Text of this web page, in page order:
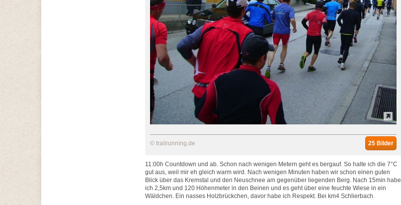
© trailrunning.de 25 Bilder
11:00h Countdown und ab. Schon nach wenigen Metern geht es bergauf. So halte ich die 7°C
gut aus, weil mir eh gleich warm wird. Nach wenigen Minuten haben wir schon einen guten
Blick über das Kremstal und den Neuschnee am gegenüber liegenden Berg. Nach 15min habe
ich 2,5km und 120 Höhenmeter in den Beinen und es geht über eine feuchte Wiese in ein
Wäldchen. Ein nasses Holzbrückchen, davor habe ich Respekt. Bei km4 Schlierbach.